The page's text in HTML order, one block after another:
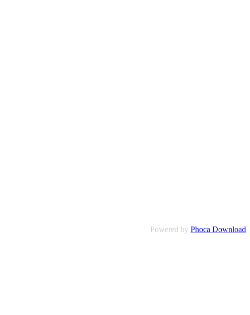
Powered by Phoca Download